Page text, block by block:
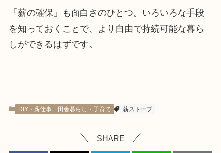
「薪の確保」も面白さのひとつ。いろいろな手段
を知っておくことで、より自由で持続可能な暮ら
しができるはずです。
DIY・薪仕事 田舎暮らし・子育て 薪ストーブ
SHARE